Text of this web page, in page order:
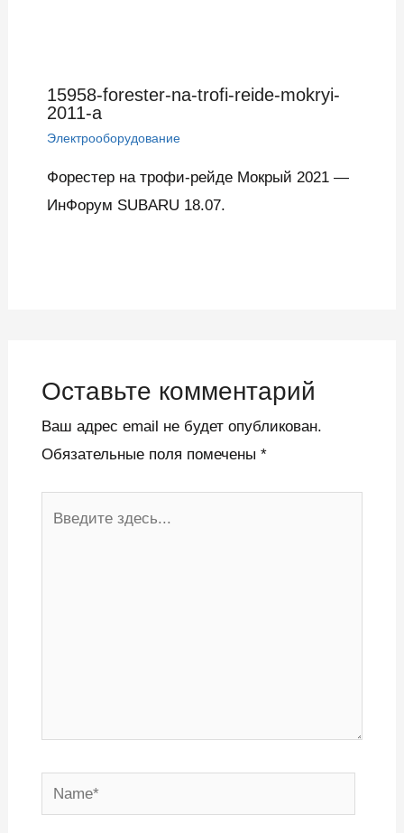
15958-forester-na-trofi-reide-mokryi-
2011-a
Электрооборудование
Форестер на трофи-рейде Мокрый 2021 —
ИнФорум SUBARU 18.07.
Оставьте комментарий
Ваш адрес email не будет опубликован.
Обязательные поля помечены *
Name*